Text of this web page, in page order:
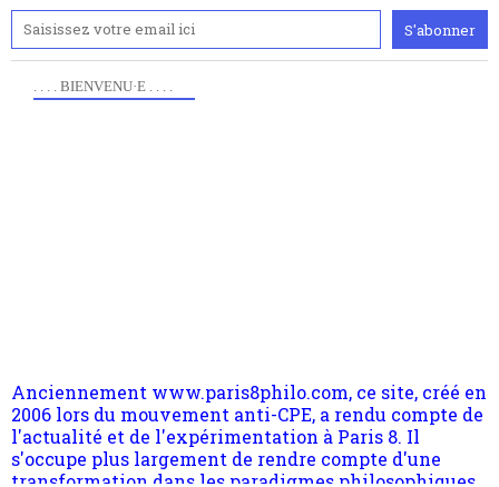
. . . . BIENVENU·E . . . .
s'occupe plus largement de rendre compte d'une
transformation dans les paradigmes philosophiques
suivant la pensée du Dehors ou du Surpli, omme la
nomme les métaphysiciens classique. Nous avons
quant à nous déjà basculé d'emblée dans la modernité